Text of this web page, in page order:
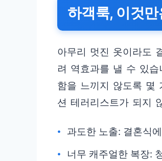
하객룩, 이것
아무리 멋진 옷이라도
려 역효과를 낼 수 있
함을 느끼지 않도록 몇
션 테러리스트가 되지
과도한 노출: 결혼식
너무 캐주얼한 복장: